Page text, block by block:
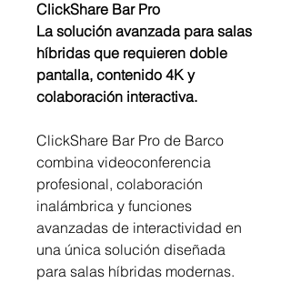
ClickShare Bar Pro
La solución avanzada para salas
híbridas que requieren doble
pantalla, contenido 4K y
colaboración interactiva.
ClickShare Bar Pro de Barco
combina videoconferencia
profesional, colaboración
inalámbrica y funciones
avanzadas de interactividad en
una única solución diseñada
para salas híbridas modernas.